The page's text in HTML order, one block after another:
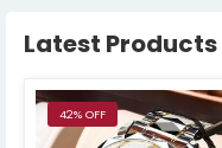
Latest Products
42% OFF